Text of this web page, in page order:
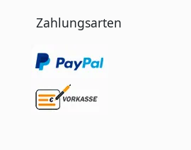
Zahlungsarten